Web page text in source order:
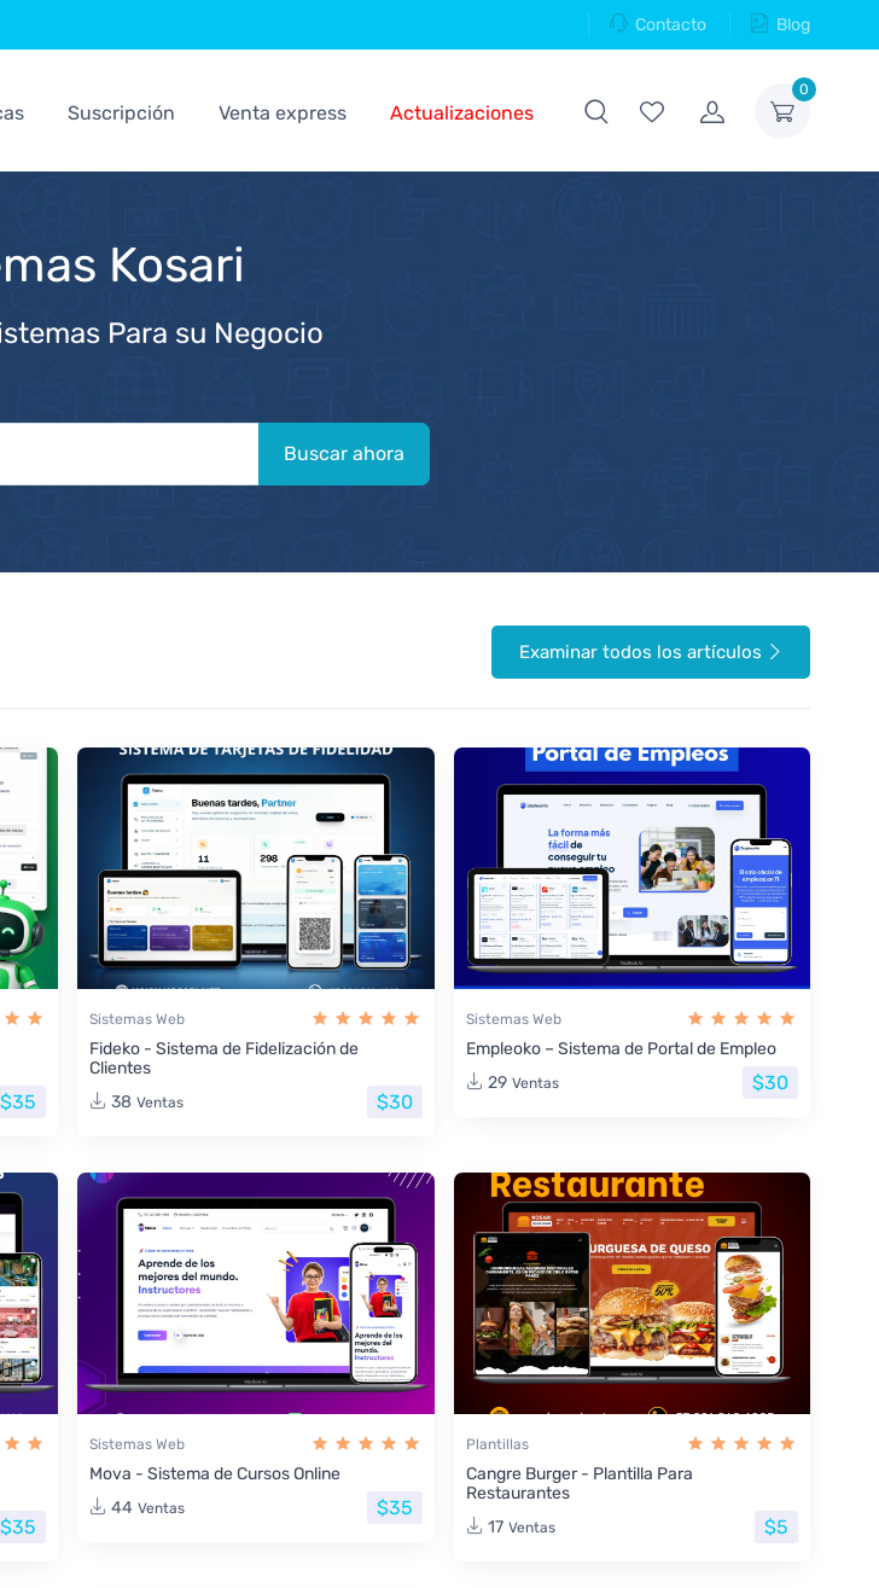
Contacto Blog
0
Suscripción Venta express Actualizaciones
Kosari
Para su Negocio
Buscar ahora
Examinar todos los artículos
$35
Sistemas Web
Fideko - Sistema de Fidelización de
Clientes
38 Ventas $30
Sistemas Web
Empleoko – Sistema de Portal de Empleo
29 Ventas $30
$35
Sistemas Web
Mova - Sistema de Cursos Online
44 Ventas $35
Plantillas
Cangre Burger - Plantilla Para
Restaurantes
17 Ventas $5